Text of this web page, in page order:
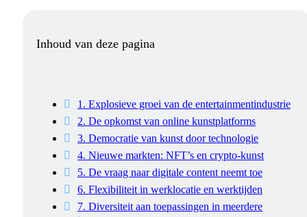
Inhoud van deze pagina
1. Explosieve groei van de entertainmentindustrie
2. De opkomst van online kunstplatforms
3. Democratie van kunst door technologie
4. Nieuwe markten: NFT’s en crypto-kunst
5. De vraag naar digitale content neemt toe
6. Flexibiliteit in werklocatie en werktijden
7. Diversiteit aan toepassingen in meerdere